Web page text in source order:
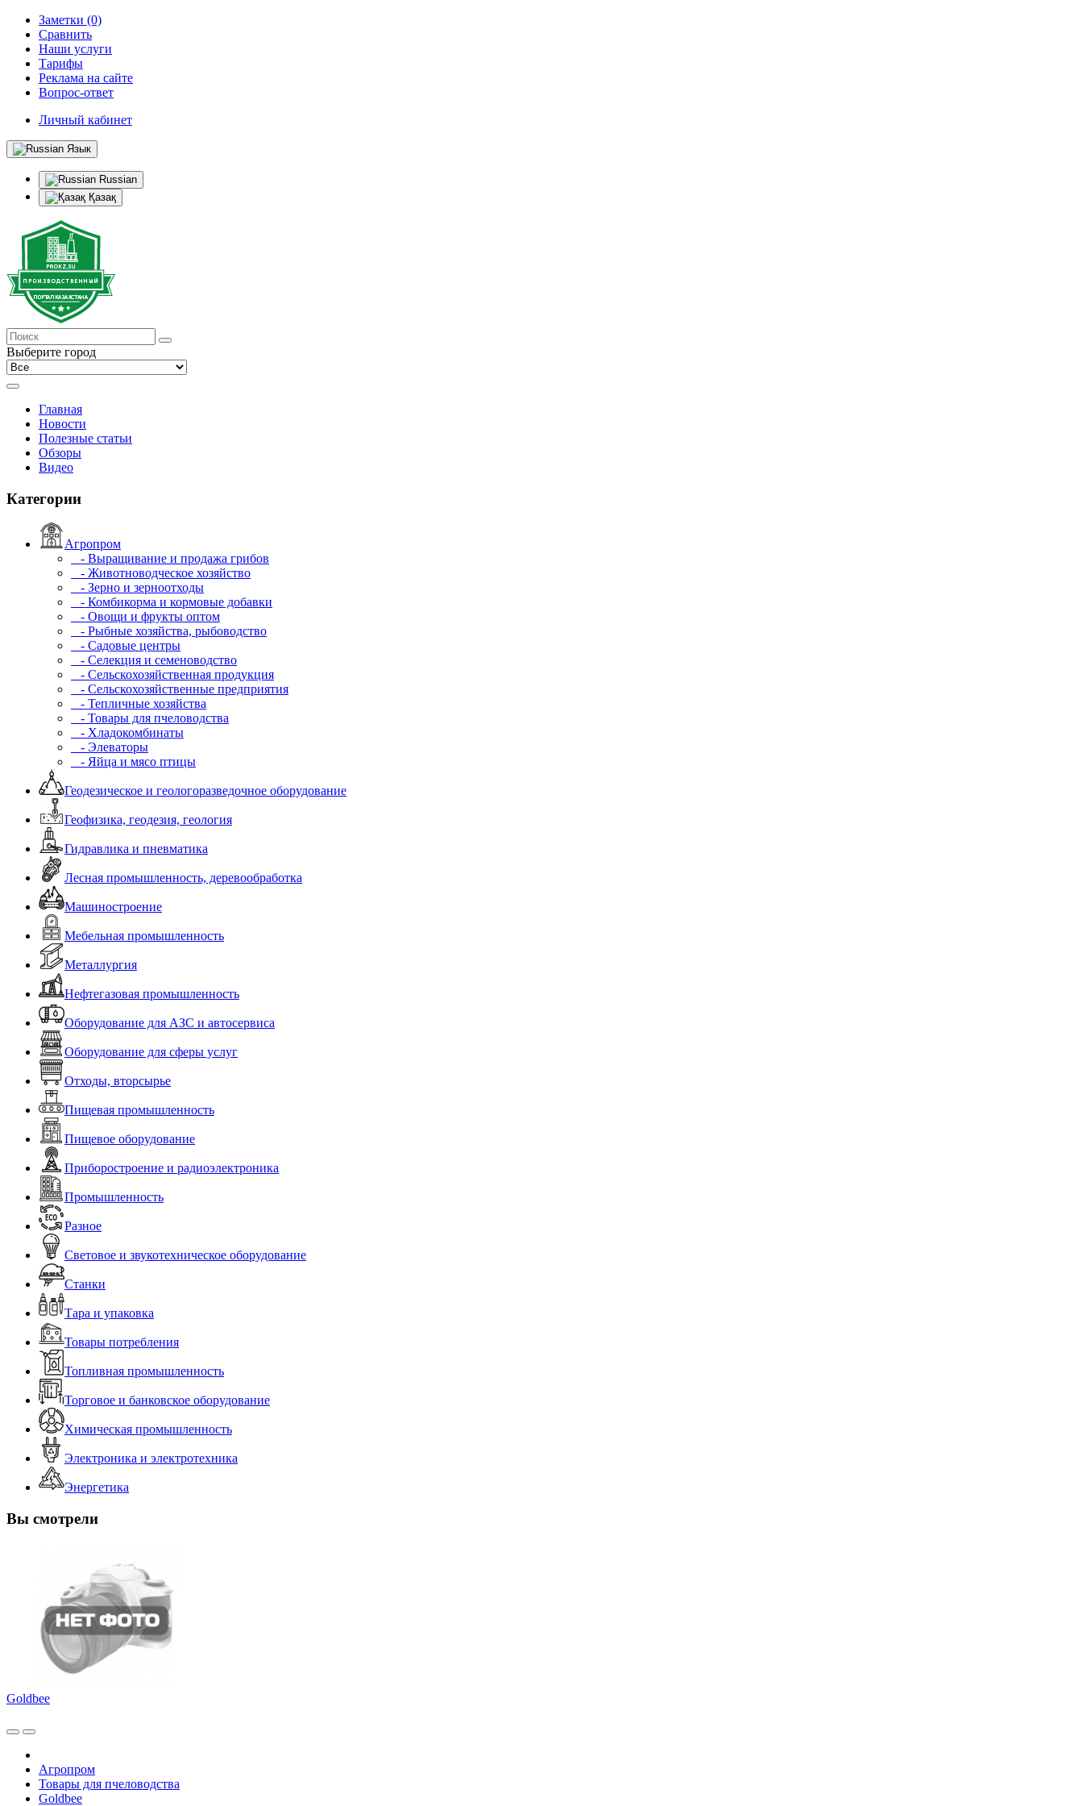
Заметки (0)
Сравнить
Наши услуги
Тарифы
Реклама на сайте
Вопрос-ответ
Личный кабинет
Язык
Russian
Қазақ
Выберите город
Главная
Новости
Полезные статьи
Обзоры
Видео
Категории
Агропром
- Выращивание и продажа грибов
- Животноводческое хозяйство
- Зерно и зерноотходы
- Комбикорма и кормовые добавки
- Овощи и фрукты оптом
- Рыбные хозяйства, рыбоводство
- Садовые центры
- Селекция и семеноводство
- Сельскохозяйственная продукция
- Сельскохозяйственные предприятия
- Тепличные хозяйства
- Товары для пчеловодства
- Хладокомбинаты
- Элеваторы
- Яйца и мясо птицы
Геодезическое и геологоразведочное оборудование
Геофизика, геодезия, геология
Гидравлика и пневматика
Лесная промышленность, деревообработка
Машиностроение
Мебельная промышленность
Металлургия
Нефтегазовая промышленность
Оборудование для АЗС и автосервиса
Оборудование для сферы услуг
Отходы, вторсырье
Пищевая промышленность
Пищевое оборудование
Приборостроение и радиоэлектроника
Промышленность
Разное
Световое и звукотехническое оборудование
Станки
Тара и упаковка
Товары потребления
Топливная промышленность
Торговое и банковское оборудование
Химическая промышленность
Электроника и электротехника
Энергетика
Вы смотрели
Goldbee
Агропром
Товары для пчеловодства
Goldbee